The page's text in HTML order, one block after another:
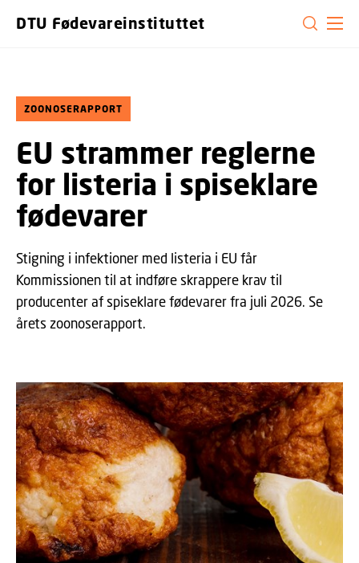
DTU Fødevareinstituttet
ZOONOSERAPPORT
EU strammer reglerne
for listeria i spiseklare
fødevarer
Stigning i infektioner med listeria i EU får
Kommissionen til at indføre skrappere krav til
producenter af spiseklare fødevarer fra juli 2026. Se
årets zoonoserapport.